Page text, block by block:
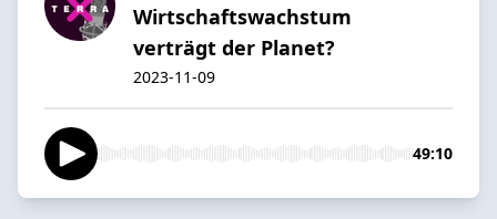
Wirtschaftswachstum
verträgt der Planet?
2023-11-09
49:10